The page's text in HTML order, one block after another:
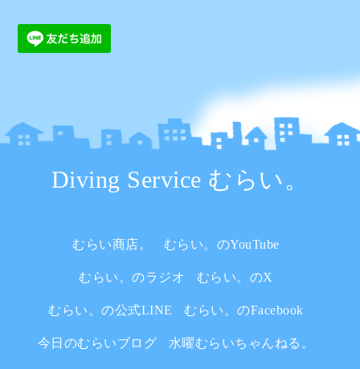
Diving Service むらい。
むらい商店。 むらい。のYouTube
むらい。のラジオ むらい。のX
むらい。の公式LINE むらい。のFacebook
今日のむらいブログ 水曜むらいちゃんねる。